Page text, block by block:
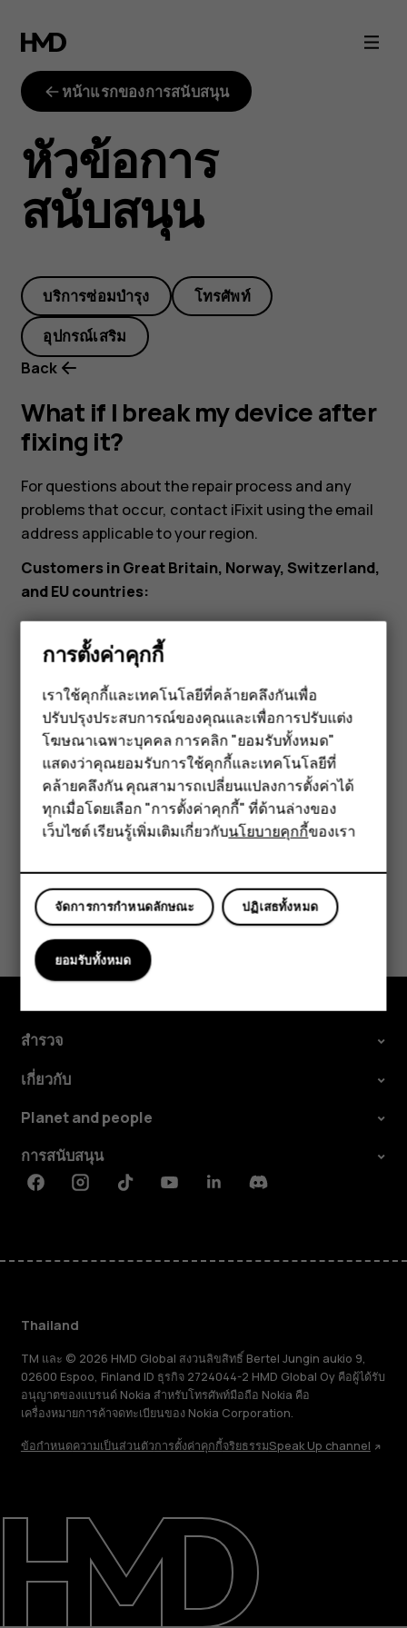
What
if
break
my
device
after
fixing
it?
สมาร์ทโฟน
ฟีเจอร์โฟน
อุปกรณ์เสริม
แท็บเล็ต
เกี่ยวกับ
ซ่อมแซม ใช้ซ้ำ รีไซเคิล
การสนับสนุน
หน้าแรกของการสนับสนุน
หัวข้อการ
สนับสนุน
บริการซ่อมบำรุง โทรศัพท์
อุปกรณ์เสริม
Back
What if I break my device after
fixing it?
For questions about the repair process and any
problems that occur, contact iFixit using the email
address applicable to your region.
Customers in Great Britain, Norway, Switzerland,
and EU countries:
eustore@ifixit.com9:00 AM to 4:00 PM CET, Mon-Fri
Languages: German, English, French, Italian
Customers in Australia:
ausupport@ifixit.com8:00 AM to 5:00 PM PST, Mon-
Fri Languages: English
ข้อมูลนี้มีประโยชน์กับคุณหรือไม่
ใช่ ไม่
สำรวจ
เกี่ยวกับ
Planet and people
การสนับสนุน
FacebookInstagramTiktokYoutubeLinkedinDiscord
Thailand
TM และ © 2026 HMD Global สงวนลิขสิทธิ์ Bertel Jungin aukio 9,
02600 Espoo, Finland ID ธุรกิจ 2724044-2 HMD Global Oy คือผู้ได้รับ
อนุญาตของแบรนด์ Nokia สำหรับโทรศัพท์มือถือ Nokia คือ
เครื่องหมายการค้าจดทะเบียนของ Nokia Corporation.
ข้อกำหนดความเป็นส่วนตัวการตั้งค่าคุกกี้จริยธรรมSpeak Up channel
การตั้งค่าคุกกี้
เราใช้คุกกี้และเทคโนโลยีที่คล้ายคลึงกันเพื่อ
ปรับปรุงประสบการณ์ของคุณและเพื่อการปรับแต่ง
โฆษณาเฉพาะบุคคล การคลิก "ยอมรับทั้งหมด"
แสดงว่าคุณยอมรับการใช้คุกกี้และเทคโนโลยีที่
คล้ายคลึงกัน คุณสามารถเปลี่ยนแปลงการตั้งค่าได้
ทุกเมื่อโดยเลือก "การตั้งค่าคุกกี้" ที่ด้านล่างของ
เว็บไซต์ เรียนรู้เพิ่มเติมเกี่ยวกับนโยบายคุกกี้ของเรา
ปฏิเสธทั้งหมด
จัดการการกำหนดลักษณะ
ยอมรับทั้งหมด